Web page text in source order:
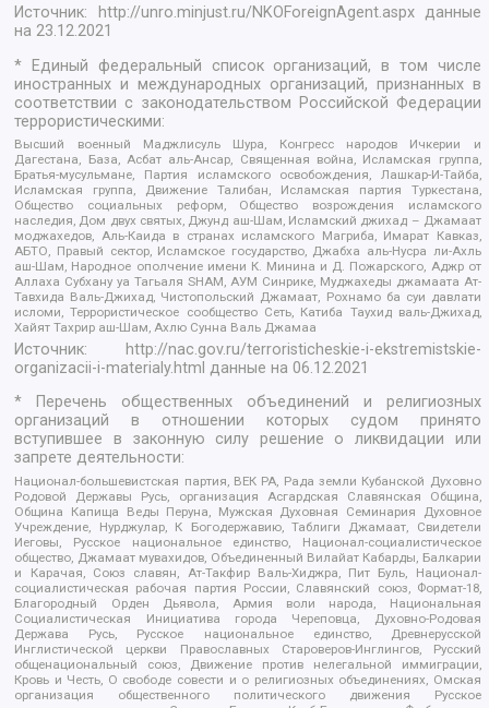
Источник: http://unro.minjust.ru/NKOForeignAgent.aspxданные
на23.12.2021
* Единый федеральный список организаций, в том числе
иностранных и международных организаций, признанных в
соответствии с законодательством Российской Федерации
террористическими:
Высший военный Маджлисуль Шура, Конгресс народов Ичкерии и
Дагестана, База, Асбат аль-Ансар, Священная война, Исламская группа,
Братья-мусульмане, Партия исламского освобождения, Лашкар-И-Тайба,
Исламская группа, Движение Талибан, Исламская партия Туркестана,
Общество социальных реформ, Общество возрождения исламского
наследия, Дом двух святых, Джунд аш-Шам, Исламский джихад – Джамаат
моджахедов, Аль-Каида в странах исламского Магриба, Имарат Кавказ,
АБТО, Правый сектор, Исламское государство, Джабха аль-Нусра ли-Ахль
аш-Шам, Народное ополчение имени К. Минина и Д. Пожарского, Аджр от
Аллаха Субхану уа Тагьаля SHAM, АУМ Синрике, Муджахеды джамаата Ат-
Тавхида Валь-Джихад, Чистопольский Джамаат, Рохнамо ба суи давлати
исломи, Террористическое сообщество Сеть, Катиба Таухид валь-Джихад,
Хайят Тахрир аш-Шам, Ахлю Сунна Валь Джамаа
Источник:
http://nac.gov.ru/terroristicheskie-i-ekstremistskie-
organizacii-i-materialy.html данные на06.12.2021
* Перечень общественных объединений и религиозных
организаций в отношении которых судом принято
вступившее в законную силу решение о ликвидации или
запрете деятельности:
Национал-большевистская партия, ВЕК РА, Рада земли Кубанской Духовно
Родовой Державы Русь, организация Асгардская Славянская Община,
Община Капища Веды Перуна, Мужская Духовная Семинария Духовное
Учреждение, Нурджулар, К Богодержавию, Таблиги Джамаат, Свидетели
Иеговы, Русское национальное единство, Национал-социалистическое
общество, Джамаат мувахидов, Объединенный Вилайат Кабарды, Балкарии
и Карачая, Союз славян, Ат-Такфир Валь-Хиджра, Пит Буль, Национал-
социалистическая рабочая партия России, Славянский союз, Формат-18,
Благородный Орден Дьявола, Армия воли народа, Национальная
Социалистическая Инициатива города Череповца, Духовно-Родовая
Держава Русь, Русское национальное единство, Древнерусской
Инглистической церкви Православных Староверов-Инглингов, Русский
общенациональный союз, Движение против нелегальной иммиграции,
Кровь и Честь, О свободе совести и о религиозных объединениях, Омская
организация общественного политического движения Русское